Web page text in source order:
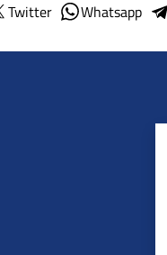
Twitter Whatsapp